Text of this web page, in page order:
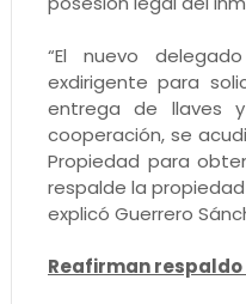
“El nuevo
exdirigente para
entrega de llaves
cooperación, se
Propiedad para
respalde la
explicó Guerrero
Reafirman respaldo